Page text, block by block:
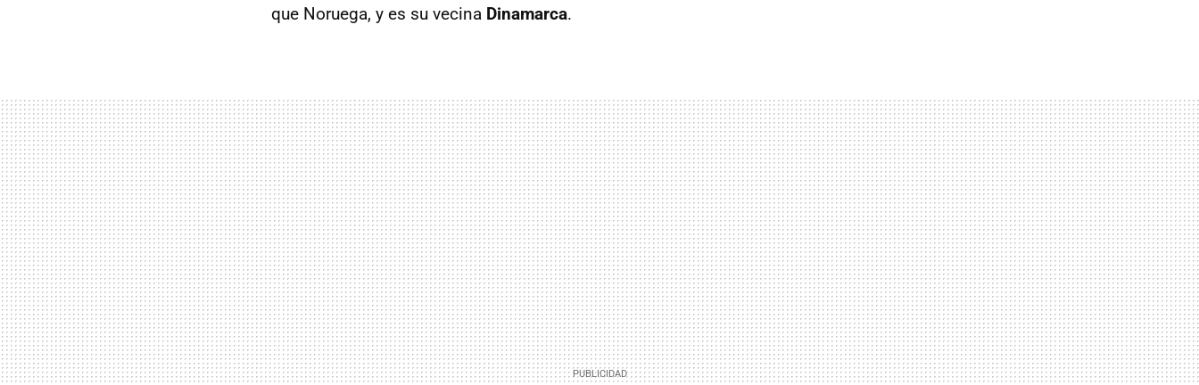
que Noruega, y es su vecina Dinamarca.